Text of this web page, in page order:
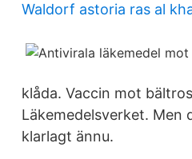
Waldorf astoria ras al
klåda. Vaccin mot
Läkemedelsverket.
klarlagt ännu.